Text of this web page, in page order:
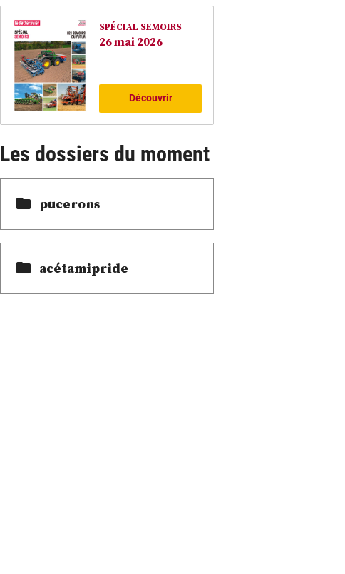
SPÉCIAL SEMOIRS
26 mai 2026
Découvrir
Les dossiers du moment
pucerons
acétamipride